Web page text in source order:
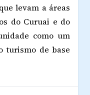
levam a áreas
do Curuai e do
como um
turismo de base